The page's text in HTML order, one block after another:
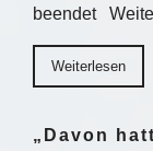
beendet
Weiterlesen
„Davon